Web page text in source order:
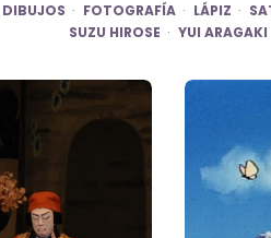
DIBUJOS FOTOGRAFÍA LÁPIZ
SUZU HIROSE
YUI ARAGAKI